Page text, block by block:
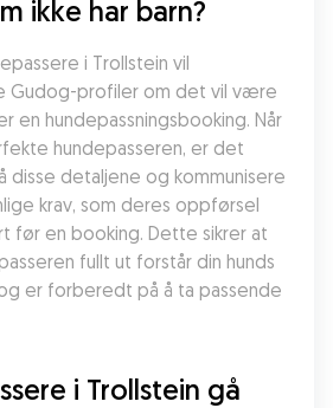
ikke har barn?
i Trollstein vil
Gudog-profiler om det vil være
en hundepassningsbooking. Når
hundepasseren, er det
disse detaljene og kommunisere
krav, som deres oppførsel
før en booking. Dette sikrer at
fullt ut forstår din hunds
er forberedt på å ta passende
i Trollstein gå